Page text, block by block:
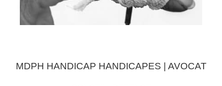
MDPH HANDICAP HANDICAPES | AVOCAT